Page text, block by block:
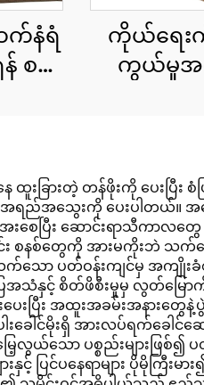
က်နံရံ
စက်
ကိုယ်ရေး
ကွယ်မှု
ခြားတဲ့ တန်ဖိုးကို ပေးပြီး စံ
အသွေးကို ပေးပါတယ်။ အ
ေပြီး ဆောင်းရာသီကာလတွေ
ြင်း စနစ်တွေကို အားမကိုးဘဲ
သော ပတ်ဝန်းကျင်မှ အကျိုးခံစ
နှင့် စိတ်ဖိစီးမှုမှ လွတ်မြောက်
းပြီး အထူးအခမ်းအနားတွ
ေါင်မိုးရှိ အားလပ်ရက်ခေါင်ဆ
ယ်သော ပစ္စည်းများဖြစ်၍
ြင်ပနေရာများ ပိုမိုကြီးမား၍